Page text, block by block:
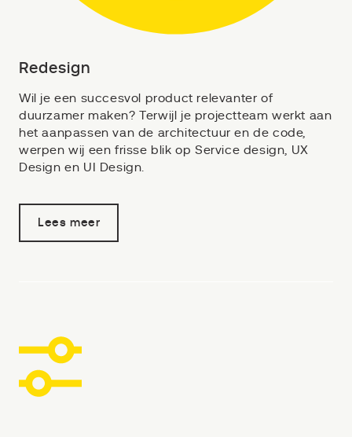
Redesign
Wil je een succesvol product relevanter of
duurzamer maken? Terwijl je projectteam werkt aan
het aanpassen van de architectuur en de code,
werpen wij een frisse blik op Service design, UX
Design en UI Design.
Lees meer